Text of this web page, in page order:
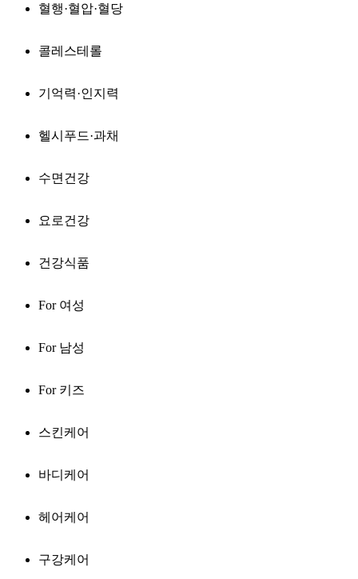
혈행·혈압·혈당
콜레스테롤
기억력·인지력
헬시푸드·과채
수면건강
요로건강
건강식품
For 여성
For 남성
For 키즈
스킨케어
바디케어
헤어케어
구강케어